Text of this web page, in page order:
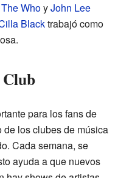
The WhoyJohn Lee
Blacktrabajó como
para los fans de
los clubes de música
Cada semana, se
ayuda a que nuevos